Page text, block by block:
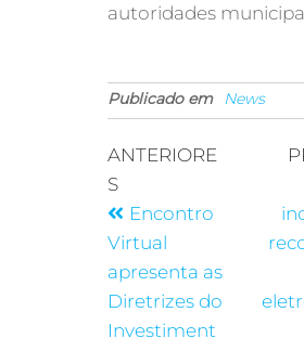
autoridades
Publicado em News
ANTERIORE
S
Encontro
Virtual
apresenta as
Diretrizes do
Investiment